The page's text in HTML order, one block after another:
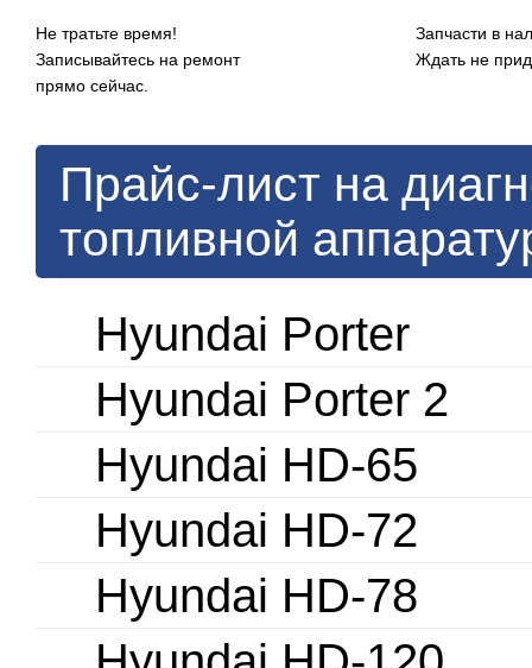
Не тратьте время!
Записывайтесь на ремонт
прямо сейчас.
Запчасти в
Ждать не
Прайс-лист на
топливной
Hyundai Porter
Hyundai Porter 2
Hyundai HD-65
Hyundai HD-72
Hyundai HD-78